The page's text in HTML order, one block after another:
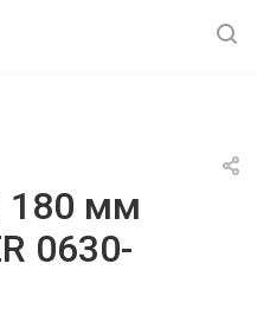
180 мм
0630-